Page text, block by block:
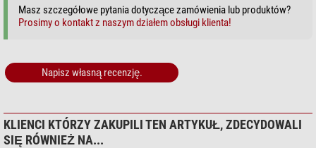
Titania Action Grip
Te głowice statywowe można mocować na statywach Titania 500,
600 i 800.
Masz szczegółowe pytania dotyczące zamówienia lub produktów?
Prosimy o kontakt z naszym działem obsługi klienta!
Napisz własną recenzję.
KLIENCI KTÓRZY ZAKUPILI TEN ARTYKUŁ, ZDECYDOWALI
SIĘ RÓWNIEŻ NA...